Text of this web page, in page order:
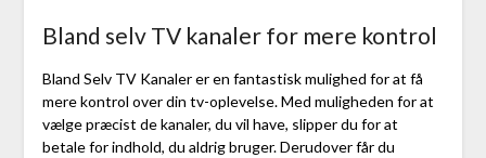
Bland selv TV kanaler for mere kontrol
Bland Selv TV Kanaler er en fantastisk mulighed for at få
mere kontrol over din tv-oplevelse. Med muligheden for at
vælge præcist de kanaler, du vil have, slipper du for at
betale for indhold, du aldrig bruger. Derudover får du